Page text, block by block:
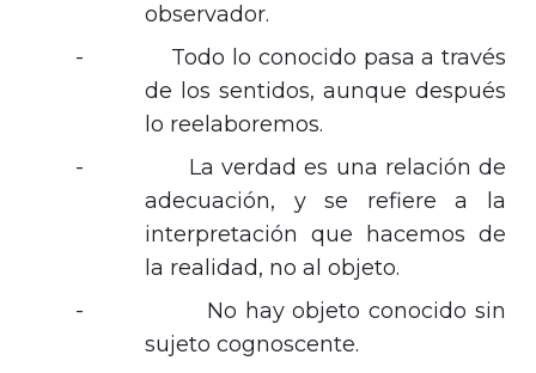
observador.
-
Todo lo conocido pasa a través
de los sentidos, aunque después
lo reelaboremos.
-
La verdad es una relación de
adecuación, y se refiere a la
interpretación que hacemos de
la realidad, no al objeto.
-
No hay objeto conocido sin
sujeto cognoscente.